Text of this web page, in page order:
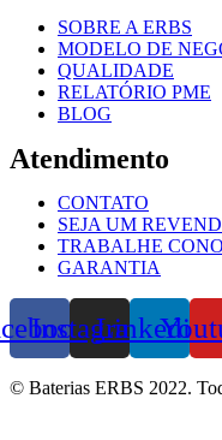
SOBRE A ERBS
MODELO DE
QUALIDADE
RELATÓRIO PME
BLOG
Atendimento
CONTATO
SEJA UM
TRABALHE
GARANTIA
InstagramLinkedin
© Baterias ERBS 2022.